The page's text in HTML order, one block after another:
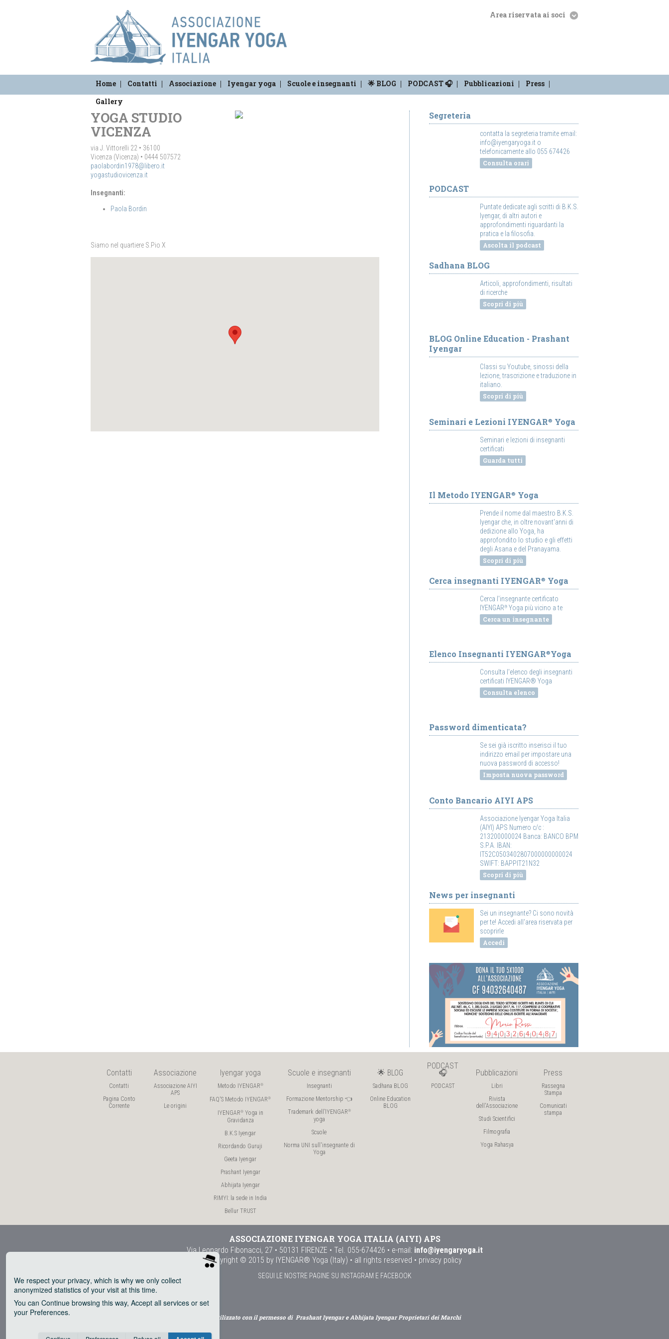
Area riservata ai soci
Home Contatti Associazione Iyengar yoga Scuole e insegnanti 🌟 BLOG PODCAST 🎧 Pubblicazioni
Press
Gallery
YOGA STUDIO
VICENZA
via J. Vittorelli 22 • 36100
Vicenza (Vicenza) • 0444 507572
paolabordin1978@libero.it
yogastudiovicenza.it
Insegnanti:
Paola Bordin
Siamo nel quartiere S.Pio X
Segreteria
contatta la segreteria tramite email:
info@iyengaryoga.it o
telefonicamente allo 055 674426
Consulta orari
PODCAST
Puntate dedicate agli scritti di B.K.S.
Iyengar, di altri autori e
approfondimenti riguardanti la
pratica e la filosofia.
Ascolta il podcast
Sadhana BLOG
Articoli, approfondimenti, risultati
di ricerche
Scopri di più
BLOG Online Education - Prashant
Iyengar
Classi su Youtube, sinossi della
lezione, trascrizione e traduzione in
italiano.
Scopri di più
Seminari e Lezioni IYENGAR® Yoga
Seminari e lezioni di insegnanti
certificati
Guarda tutti
Il Metodo IYENGAR® Yoga
Prende il nome dal maestro B.K.S.
Iyengar che, in oltre novant'anni di
dedizione allo Yoga, ha
approfondito lo studio e gli effetti
degli Asana e del Pranayama.
Scopri di più
Cerca insegnanti IYENGAR® Yoga
Cerca l'insegnante certificato
IYENGAR® Yoga più vicino a te
Cerca un insegnante
Elenco Insegnanti IYENGAR®Yoga
Consulta l'elenco degli insegnanti
certificati IYENGAR® Yoga
Consulta elenco
Password dimenticata?
Se sei già iscritto inserisci il tuo
indirizzo email per impostare una
nuova password di accesso!
Imposta nuova password
Conto Bancario AIYI APS
Associazione Iyengar Yoga Italia
(AIYI) APS Numero c/c :
213200000024 Banca: BANCO BPM
S.P.A. IBAN:
IT52C0503402807000000000024
SWIFT: BAPPIT21N32
Scopri di più
News per insegnanti
Sei un insegnante? Ci sono novità
per te! Accedi all'area riservata per
scoprirle
Accedi
Contatti
Contatti
Pagina Conto
Corrente
Associazione
Associazione AIYI
APS
Le origini
Iyengar yoga
Metodo IYENGAR®
FAQ'S Metodo IYENGAR®
IYENGAR®Yoga in
Gravidanza
B.K.S Iyengar
Ricordando Guruji
Geeta Iyengar
Prashant Iyengar
Abhijata Iyengar
RIMYI: la sede in India
Bellur TRUST
Scuole e insegnanti
Insegnanti
Formazione Mentorship 👈
Trademark dell’IYENGAR®
yoga
Scuole
Norma UNI sull'insegnante di
Yoga
🌟 BLOG
Sadhana BLOG
Online Education
BLOG
PODCAST
🎧
PODCAST
Pubblicazioni
Libri
Rivista
dell'Associazione
Studi Scientifici
Filmografia
Yoga Rahasya
Press
Rassegna
Stampa
Comunicati
stampa
ASSOCIAZIONE IYENGAR YOGA ITALIA (AIYI) APS
Via Leonardo Fibonacci, 27 • 50131 FIRENZE • Tel. 055-674426 • e-mail: info@iyengaryoga.it
Copyright © 2015 by IYENGAR® Yoga (Italy) • all rights reserved • privacy policy
SEGUI LE NOSTRE PAGINE SU INSTAGRAM E FACEBOOK
® utilizzato con il permesso di Prashant Iyengar e Abhijata Iyengar Proprietari dei Marchi
We respect your privacy, which is why we only collect
anonymized statistics of your visit at this time.
You can Continue browsing this way, Accept all services or set
your Preferences.
Consent cookie learn more